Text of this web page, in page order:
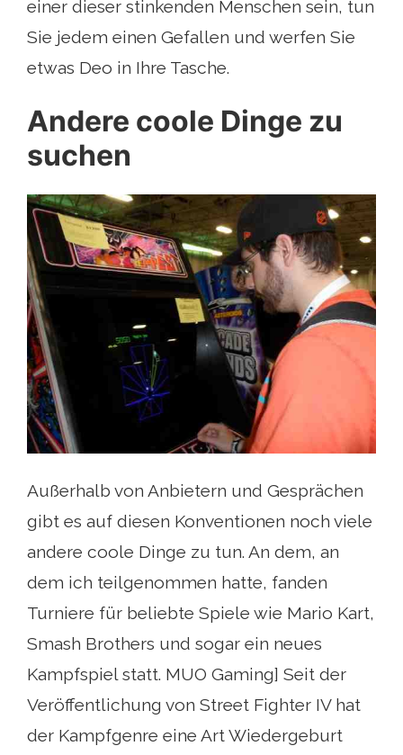
einer dieser stinkenden Menschen sein, tun
Sie jedem einen Gefallen und werfen Sie
etwas Deo in Ihre Tasche.
Andere coole Dinge zu
suchen
Außerhalb von Anbietern und Gesprächen
gibt es auf diesen Konventionen noch viele
andere coole Dinge zu tun. An dem, an
dem ich teilgenommen hatte, fanden
Turniere für beliebte Spiele wie Mario Kart,
Smash Brothers und sogar ein neues
Kampfspiel statt. MUO Gaming] Seit der
Veröffentlichung von Street Fighter IV hat
der Kampfgenre eine Art Wiedergeburt